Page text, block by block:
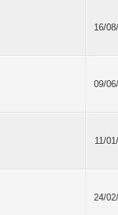
16/
09/
11/
24/